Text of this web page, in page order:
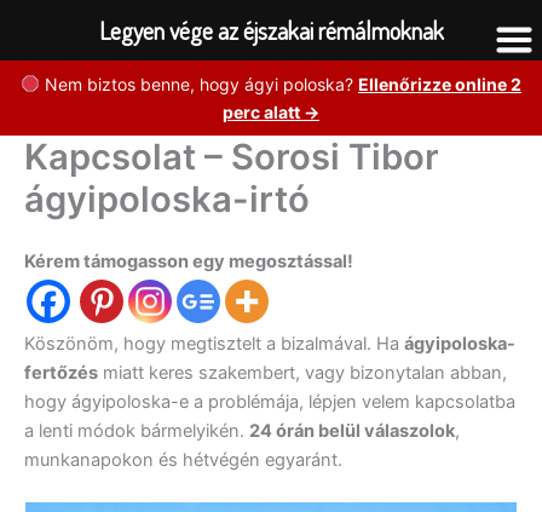
Skip
content
Nem biztos benne, hogy ágyi poloska? Ellenőrizze online 2
perc alatt →
Kapcsolat – Sorosi Tibor
ágyipoloska-irtó
Kérem támogasson egy megosztással!
Köszönöm, hogy megtisztelt a bizalmával. Ha ágyipoloska-
fertőzés miatt keres szakembert, vagy bizonytalan abban,
hogy ágyipoloska-e a problémája, lépjen velem kapcsolatba
a lenti módok bármelyikén. 24 órán belül válaszolok,
munkanapokon és hétvégén egyaránt.
Legyen vége az éjszakai rémálmoknak